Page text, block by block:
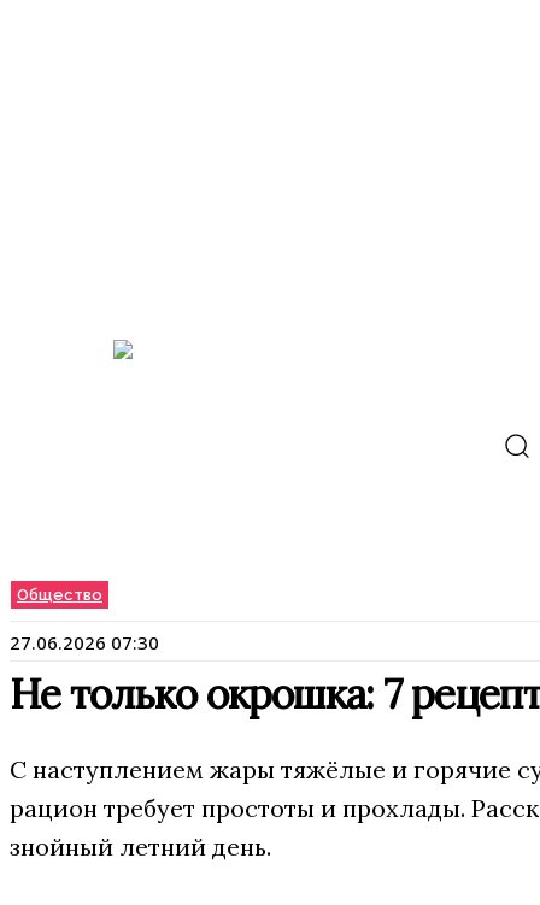
Общество
27.06.2026 07:30
Не только окрошка: 7
С наступлением жары тяжёлые и горячие
рацион требует простоты и прохлады.
знойный летний день.